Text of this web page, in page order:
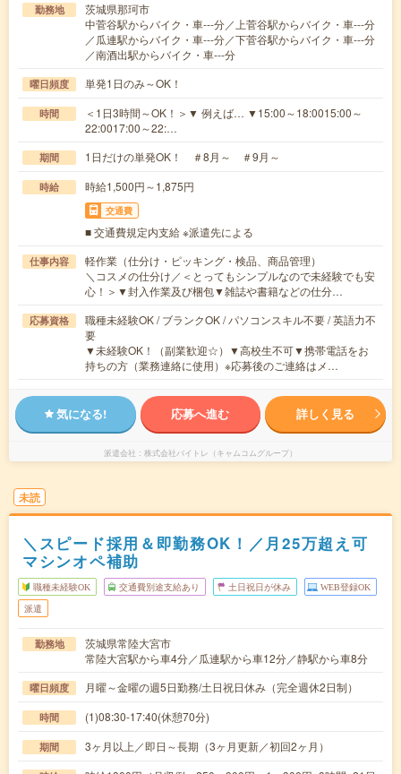
勤務地
茨城県那珂市
中菅谷駅からバイク・車---分／上菅谷駅からバイク・車---分
／瓜連駅からバイク・車---分／下菅谷駅からバイク・車---分
／南酒出駅からバイク・車---分
曜日頻度 単発1日のみ～OK！
時間
＜1日3時間～OK！＞▼ 例えば… ▼15:00～18:0015:00～
22:0017:00～22:…
期間 1日だけの単発OK！ ＃8月～ ＃9月～
時給 時給1,500円～1,875円
交通費
■ 交通費規定内支給 ※派遣先による
仕事内容
軽作業（仕分け・ピッキング・検品、商品管理）
＼コスメの仕分け／＜とってもシンプルなので未経験でも安
心！＞▼封入作業及び梱包▼雑誌や書籍などの仕分…
応募資格
職種未経験OK / ブランクOK / パソコンスキル不要 / 英語力不
要
▼未経験OK！（副業歓迎☆）▼高校生不可▼携帯電話をお
持ちの方（業務連絡に使用）※応募後のご連絡はメ…
気になる! 応募へ進む 詳しく見る
派遣会社 株式会社バイトレ（キャムコムグループ）
未読
＼スピード採用＆即勤務OK！／月25万超え可
マシンオペ補助
職種未経験OK 交通費別途支給あり 土日祝日が休み WEB登録OK
派遣
勤務地
茨城県常陸大宮市
常陸大宮駅から車4分／瓜連駅から車12分／静駅から車8分
曜日頻度 月曜～金曜の週5日勤務/土日祝日休み（完全週休2日制）
時間 (1)08:30-17:40(休憩70分)
期間 3ヶ月以上／即日～長期（3ヶ月更新／初回2ヶ月）